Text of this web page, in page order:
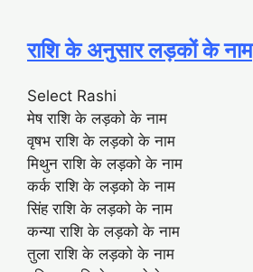
राशि के अनुसार लड़कों के नाम
Select Rashi
मेष राशि के लड़को के नाम
वृषभ राशि के लड़को के नाम
मिथुन राशि के लड़को के नाम
कर्क राशि के लड़को के नाम
सिंह राशि के लड़को के नाम
कन्या राशि के लड़को के नाम
तुला राशि के लड़को के नाम